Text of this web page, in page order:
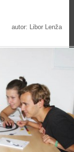
autor: Libor Lenža